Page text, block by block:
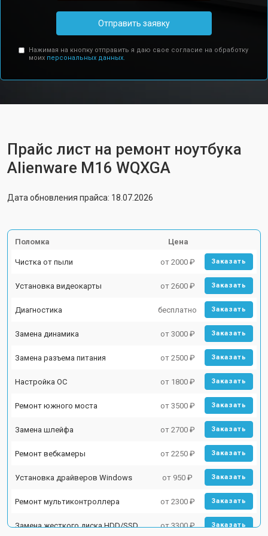
Отправить заявку
Нажимая на кнопку отправить я даю свое согласие на обработку
моих персональных данных.
Прайс лист на ремонт ноутбука
Alienware M16 WQXGA
Дата обновления прайса: 18.07.2026
Поломка Цена
Чистка от пыли от 2000 ₽ Заказать
Установка видеокарты от 2600 ₽ Заказать
Диагностика бесплатно Заказать
Замена динамика от 3000 ₽ Заказать
Замена разъема питания от 2500 ₽ Заказать
Настройка ОС от 1800 ₽ Заказать
Ремонт южного моста от 3500 ₽ Заказать
Замена шлейфа от 2700 ₽ Заказать
Ремонт вебкамеры от 2250 ₽ Заказать
Установка драйверов Windows от 950 ₽ Заказать
Ремонт мультиконтроллера от 2300 ₽ Заказать
Замена жесткого диска HDD/SSD от 3300 ₽ Заказать